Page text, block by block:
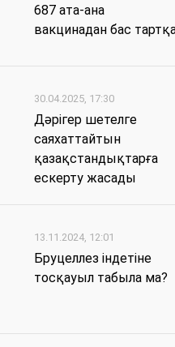
687 ата-ана
вакцинадан бас
30.04.2025, 17:30
Дәрігер шетелге
саяхаттайтын
қазақстандықтарға
ескерту жасады
13.11.2024, 12:01
Бруцеллез індетіне
тосқауыл табыла ма?